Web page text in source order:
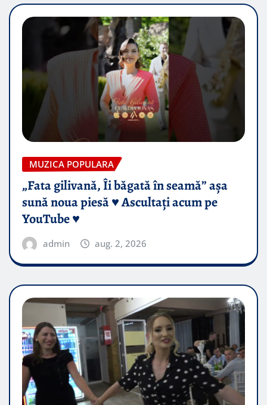
MUZICA POPULARA
„Fata gilivană, Îi băgată în seamă” așa
sună noua piesă ♥️ Ascultați acum pe
YouTube ♥️
admin aug. 2, 2026